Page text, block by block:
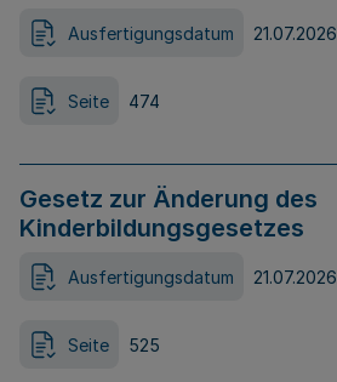
Ausfertigungsdatum 21.07.2026
Seite 474
Gesetz zur Änderung des
Kinderbildungsgesetzes
Ausfertigungsdatum 21.07.2026
Seite 525